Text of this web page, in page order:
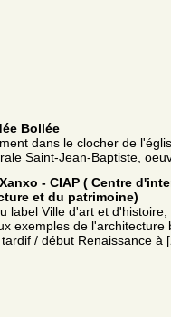
Bollée
dans le clocher de
Saint-Jean-Baptiste,
- CIAP ( Centre
et du patrimoine)
label Ville d'art et
exemples de l'architecture
/ début Renaissance à